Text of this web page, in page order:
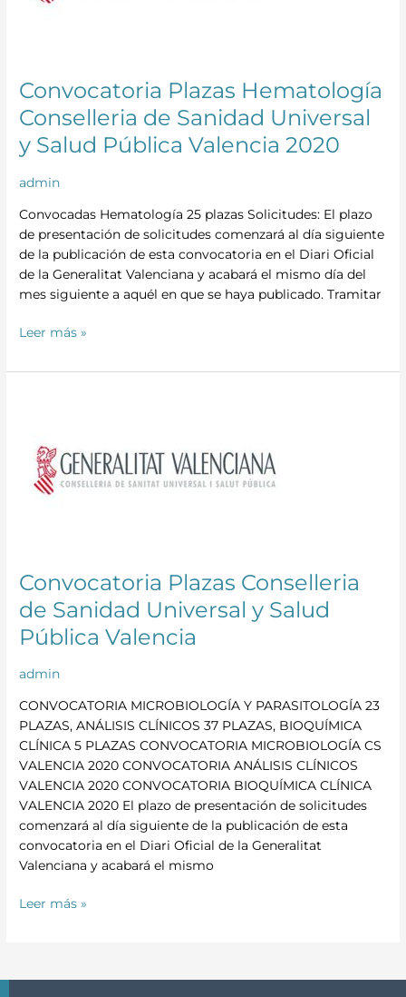
Convocatoria Plazas Hematología
Conselleria de Sanidad Universal
y Salud Pública Valencia 2020
admin
Convocadas Hematología 25 plazas Solicitudes: El plazo
de presentación de solicitudes comenzará al día siguiente
de la publicación de esta convocatoria en el Diari Oficial
de la Generalitat Valenciana y acabará el mismo día del
mes siguiente a aquél en que se haya publicado. Tramitar
Sanidad
Pública
Valencia
2020
Leer más »
Convocatoria Plazas Conselleria
de Sanidad Universal y Salud
Pública Valencia
admin
CONVOCATORIA MICROBIOLOGÍA Y PARASITOLOGÍA 23
PLAZAS, ANÁLISIS CLÍNICOS 37 PLAZAS, BIOQUÍMICA
CLÍNICA 5 PLAZAS CONVOCATORIA MICROBIOLOGÍA CS
VALENCIA 2020 CONVOCATORIA ANÁLISIS CLÍNICOS
VALENCIA 2020 CONVOCATORIA BIOQUÍMICA CLÍNICA
VALENCIA 2020 El plazo de presentación de solicitudes
comenzará al día siguiente de la publicación de esta
convocatoria en el Diari Oficial de la Generalitat
Valenciana y acabará el mismo
de
Sanidad
Universal
Valencia
Leer más »